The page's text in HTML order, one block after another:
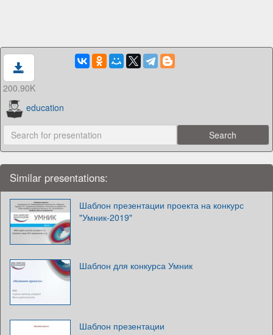
200.90K
education
Similar presentations:
Шаблон презентации проекта на конкурс
"Умник-2019"
Шаблон для конкурса Умник
Шаблон презентации